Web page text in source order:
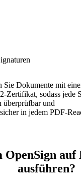
Sie Dokumente mit
Zertifikat, sodass jede
überprüfbar und
in jedem PDF-
OpenSign auf
ausführen?